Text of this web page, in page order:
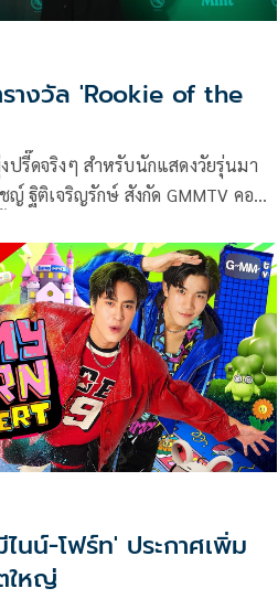
ปรี๊ดจริงๆ สำหรับนักแสดงวัยรุ่นมา
ญ์ ฐิติเจริญรักษ์ สังกัด GMMTV คอน
กัด (มหาชน) ล่าสุดคว้ารางวัล
of the year จากผลโหวตของแฟนๆ
จากเวทีประกาศรางวัล Mint
ไนน์-โฟร์ท' ประกาศเพิ่ม
ใหญ่